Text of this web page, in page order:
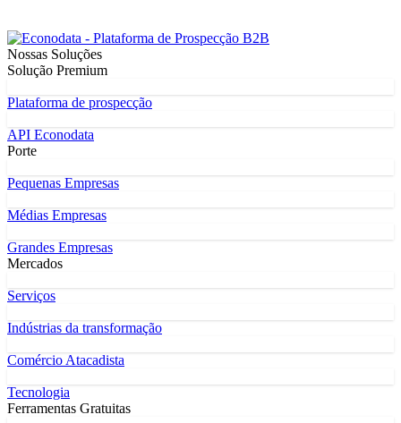
Nossas Soluções
Solução Premium
Plataforma de prospecção
API Econodata
Porte
Pequenas Empresas
Médias Empresas
Grandes Empresas
Mercados
Serviços
Indústrias da transformação
Comércio Atacadista
Tecnologia
Ferramentas Gratuitas